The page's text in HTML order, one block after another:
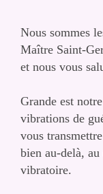
Nous sommes
Maître Saint-
et nous vous
Grande est
vibrations de
vous
bien au-delà,
vibratoire.